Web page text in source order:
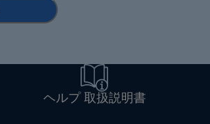
ヘルプ 取扱説明書